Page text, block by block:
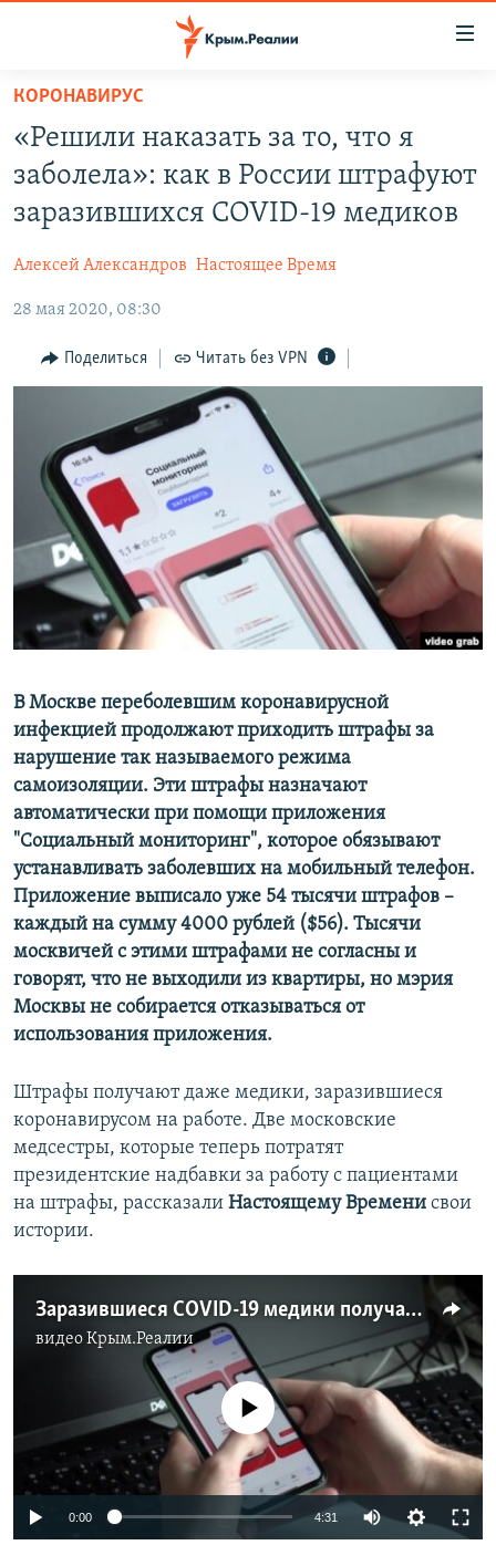
Вернуться
основному
содержанию
главной
Вернутся
поиску
СПЕЦПРОЕКТЫ
11 ЛЕТ ОККУПАЦИИ КРЫМА. 11 ИСТОРИЙ СОПРОТИВЛЕНИЯ
ЕЩЕ
ИНТЕРАКТИВ
ИНФОГРАФИКА
ТЕЛЕПРОЕКТ КРЫМ.РЕАЛИИ
СОВЕТЫ ПРАВОЗАЩИТНИКОВ
ПРОПАВШИЕ БЕЗ ВЕСТИ
ПОБЕДИТЕЛЕЙ НЕ СУДЯТ?
КРЫМ.НЕПОКОРЕННЫЙ
ELIFBE
УКРАИНСКАЯ ПРОБЛЕМА КРЫМА
РАДІО СВОБОДА
КАК ОБОЙТИ БЛОКИРОВКУ
Qırımtatar
ПРИСОЕДИНЯЙТЕСЬ!
КОРОНАВИРУС
«Решили наказать за то, что я
заболела»: как в России штрафуют
заразившихся COVID-19 медиков
Алексей Александров Настоящее Время
28 мая 2020, 08:30
Поделиться Читать без VPN
В Москве переболевшим коронавирусной
инфекцией продолжают приходить штрафы за
нарушение так называемого режима
самоизоляции. Эти штрафы назначают
автоматически при помощи приложения
"Социальный мониторинг", которое обязывают
устанавливать заболевших на мобильный телефон.
Приложение выписало уже 54 тысячи штрафов –
каждый на сумму 4000 рублей ($56). Тысячи
москвичей с этими штрафами не согласны и
говорят, что не выходили из квартиры, но мэрия
Москвы не собирается отказываться от
использования приложения.
Штрафы получают даже медики, заразившиеся
коронавирусом на работе. Две московские
медсестры, которые теперь потратят
президентские надбавки за работу с пациентами
на штрафы, рассказали Настоящему Времени свои
истории.
Заразившиеся COVID-19 медики получают штрафы от московской мэрии
видеоКрым.Реалии
No media source currently available
0:00 4:31